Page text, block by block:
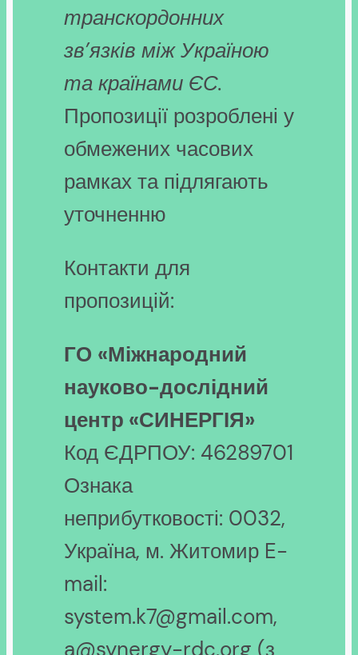
транскордонних
зв’язків між Україною
та країнами ЄС.
Пропозиції розроблені у
обмежених часових
рамках та підлягають
уточненню
Контакти для
пропозицій:
ГО «Міжнародний
науково-дослідний
центр «СИНЕРГІЯ»
Код ЄДРПОУ: 46289701
Ознака
неприбутковості: 0032,
Україна, м. Житомир E-
mail:
system.k7@gmail.com,
a@synergy-rdc.org (з